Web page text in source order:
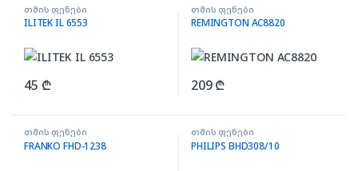
თმის ფენები
ILITEK IL 6553
45 ₾
თმის ფენები
REMINGTON AC8820
209₾
თმის ფენები
FRANKO FHD-1238
თმის ფენები
PHILIPS BHD308/10